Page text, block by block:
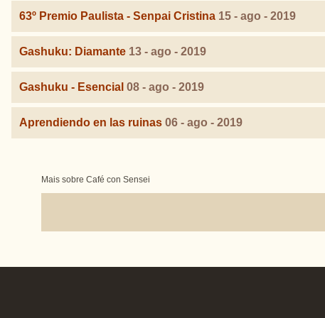
63º Premio Paulista - Senpai Cristina 15 - ago - 2019
Gashuku: Diamante 13 - ago - 2019
Gashuku - Esencial 08 - ago - 2019
Aprendiendo en las ruinas 06 - ago - 2019
Mais sobre Café con Sensei